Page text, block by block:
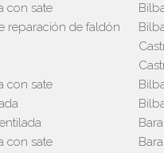
con sate
reparación de faldón
con sate
con sate